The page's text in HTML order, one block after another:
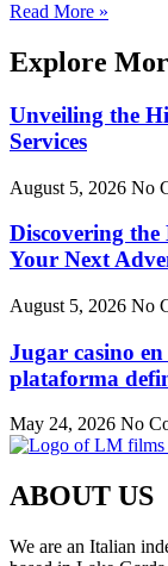
Read More »
Explore
Unveiling the
Services
August 5, 2026 No
Discovering
Your Next
August 5, 2026 No
Jugar casino
plataforma
May 24, 2026 No
ABOUT US
We are an Italian